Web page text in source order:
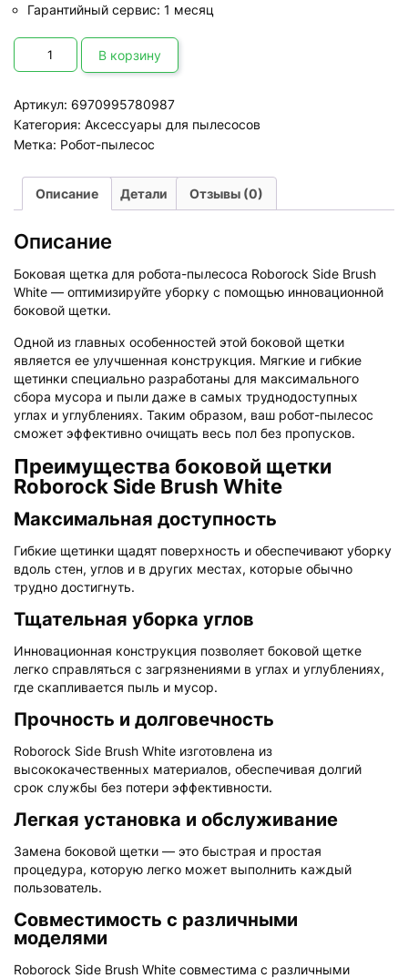
Гарантийный сервис: 1 месяц
Количество
товара
Боковая
робота-
пылесоса
Roborock
Side
(2
В корзину
Артикул: 6970995780987
Категория: Аксессуары для пылесосов
Метка: Робот-пылесос
Описание Детали Отзывы (0)
Описание
Боковая щетка для робота-пылесоса Roborock Side Brush
White — оптимизируйте уборку с помощью инновационной
боковой щетки.
Одной из главных особенностей этой боковой щетки
является ее улучшенная конструкция. Мягкие и гибкие
щетинки специально разработаны для максимального
сбора мусора и пыли даже в самых труднодоступных
углах и углублениях. Таким образом, ваш робот-пылесос
сможет эффективно очищать весь пол без пропусков.
Преимущества боковой щетки
Roborock Side Brush White
Максимальная доступность
Гибкие щетинки щадят поверхность и обеспечивают уборку
вдоль стен, углов и в других местах, которые обычно
трудно достигнуть.
Тщательная уборка углов
Инновационная конструкция позволяет боковой щетке
легко справляться с загрязнениями в углах и углублениях,
где скапливается пыль и мусор.
Прочность и долговечность
Roborock Side Brush White изготовлена из
высококачественных материалов, обеспечивая долгий
срок службы без потери эффективности.
Легкая установка и обслуживание
Замена боковой щетки — это быстрая и простая
процедура, которую легко может выполнить каждый
пользователь.
Совместимость с различными
моделями
Roborock Side Brush White совместима с различными